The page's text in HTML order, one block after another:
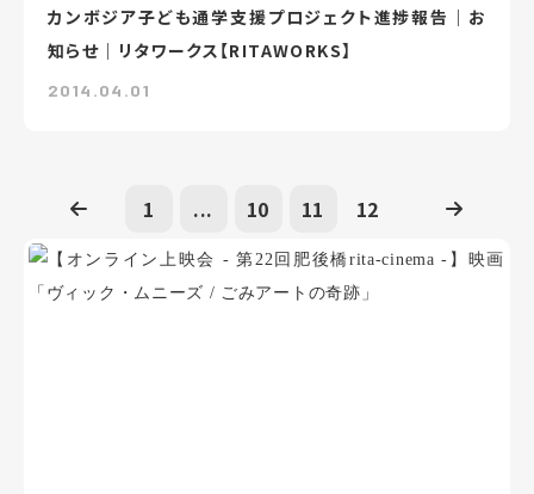
カンボジア子ども通学支援プロジェクト進捗報告｜お
知らせ｜リタワークス【RITAWORKS】
2014.04.01
1 ... 10 11 12